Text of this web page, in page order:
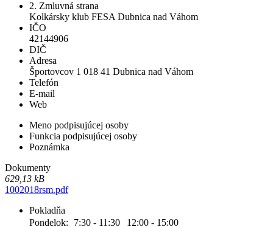
2. Zmluvná strana
Kolkársky klub FESA Dubnica nad Váhom
IČO
42144906
DIČ
Adresa
Športovcov 1 018 41 Dubnica nad Váhom
Telefón
E-mail
Web
Meno podpisujúcej osoby
Funkcia podpisujúcej osoby
Poznámka
Dokumenty
629,13 kB
1002018rsm.pdf
Pokladňa
Pondelok:
7:30 - 11:30 12:00 - 15:00